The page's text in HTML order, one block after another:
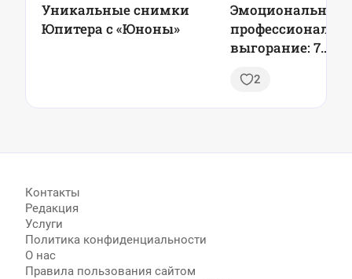
Уникальные снимки
Юпитера с «Юноны»
Эмоциональное
выгорание: 7
профилактики,
оставаться в
2
Контакты
Редакция
Услуги
Политика конфиденциальности
О нас
Правила пользования сайтом